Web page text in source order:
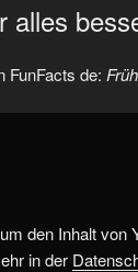
alles
FunFacts de:
den Inhalt von
in der